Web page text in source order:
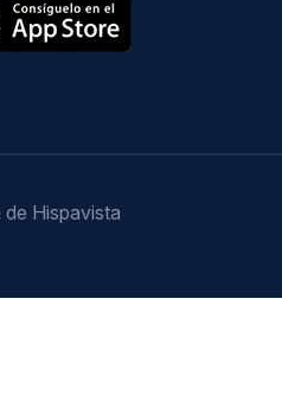
Hispavista